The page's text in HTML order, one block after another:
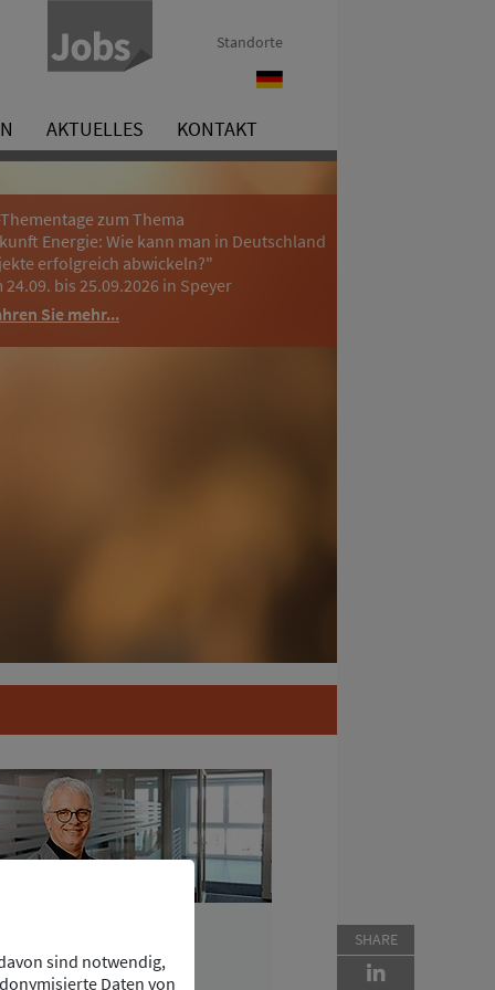
SHARE
Standorte
AKTUELLES KONTAKT
Förderung
Thementage zum Thema
Energie: Wie kann man in Deutschland
erfolgreich abwickeln?"
24.09. bis 25.09.2026 in Speyer
Sie mehr...
Geschäftsführer
INP Deutschland GmbH
sind notwendig,
Daten von